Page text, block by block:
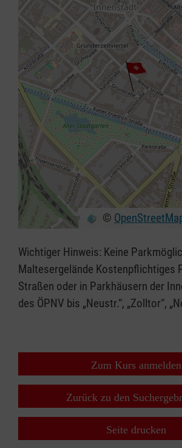
⇧
©
Wichtiger Hinweis: Keine
Maltesergelände Kostenpflichtiges Parken an den
Straßen oder in Parkhäusern der
des ÖPNV bis „Neustr.“, „Zolltor“,
Zum Kurs anmelden
Zurück zu den
Seite drucken